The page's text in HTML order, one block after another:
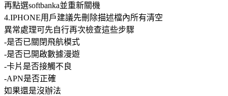
再點選softbanka並重新關機
4.IPHONE用戶建議先刪除描述檔內所有清空
異常處理可先自行再次檢查這些步驟
-是否已關閉飛航模式
-是否已開啟數據漫遊
-卡片是否接觸不良
-APN是否正確
如果還是沒辦法